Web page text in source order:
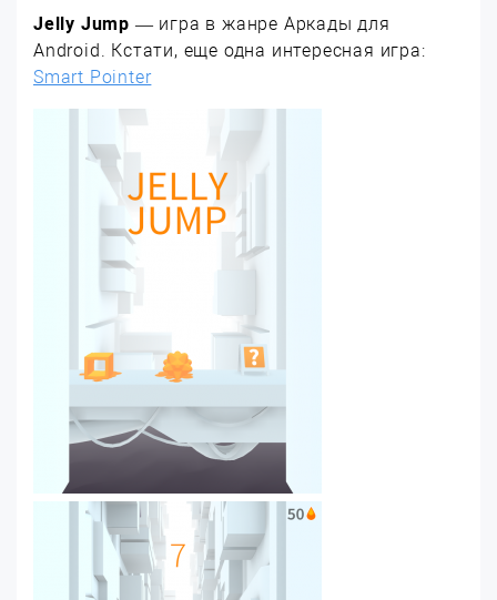
Jelly Jump — игра в жанре Аркады для
Android. Кстати, еще одна интересная игра:
Smart Pointer